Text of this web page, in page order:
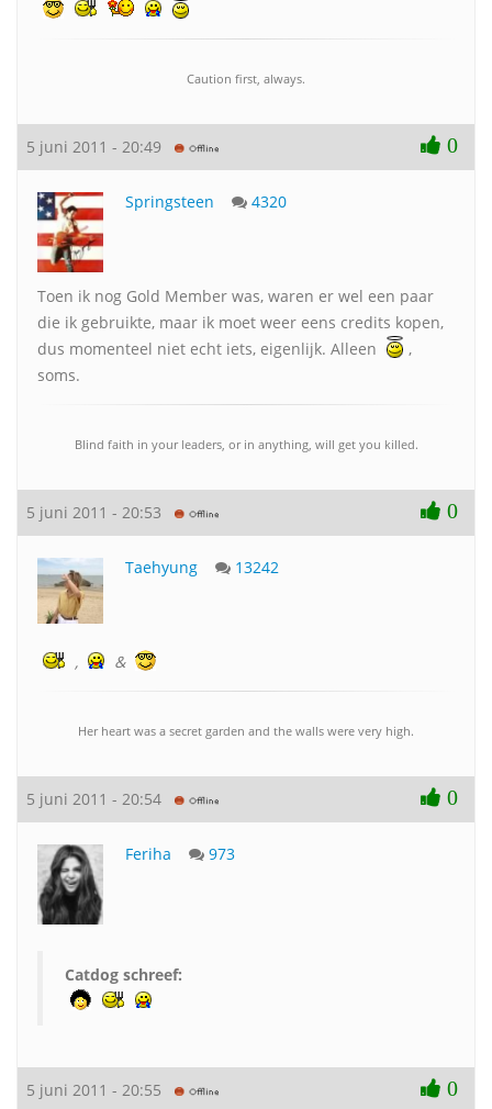
Caution first, always.
5 juni 2011 - 20:49 0
Springsteen 4320
Toen ik nog Gold Member was, waren er wel een paar
die ik gebruikte, maar ik moet weer eens credits kopen,
dus momenteel niet echt iets, eigenlijk. Alleen
,
soms.
Blind faith in your leaders, or in anything, will get you killed.
5 juni 2011 - 20:53 0
Taehyung 13242
, &
Her heart was a secret garden and the walls were very high.
5 juni 2011 - 20:54 0
Feriha 973
Catdog schreef:
5 juni 2011 - 20:55 0